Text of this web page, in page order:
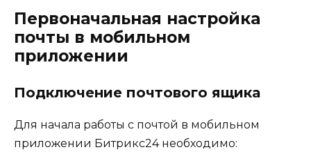
Первоначальная настройка
почты в мобильном
приложении
Подключение почтового ящика
Для начала работы с почтой в мобильном
приложении Битрикс24 необходимо: